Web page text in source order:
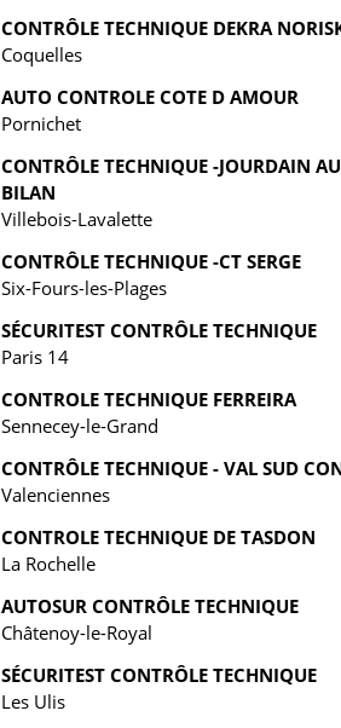
CONTRÔLE TECHNIQUE DEKRA
Coquelles
AUTO CONTROLE COTE D AMOUR
Pornichet
CONTRÔLE TECHNIQUE -JOURDAIN
BILAN
Villebois-Lavalette
CONTRÔLE TECHNIQUE -CT SERGE
Six-Fours-les-Plages
SÉCURITEST CONTRÔLE TECHNIQUE
Paris 14
CONTROLE TECHNIQUE FERREIRA
Sennecey-le-Grand
CONTRÔLE TECHNIQUE - VAL SUD
Valenciennes
CONTROLE TECHNIQUE DE TASDON
La Rochelle
AUTOSUR CONTRÔLE TECHNIQUE
Châtenoy-le-Royal
SÉCURITEST CONTRÔLE TECHNIQUE
Les Ulis